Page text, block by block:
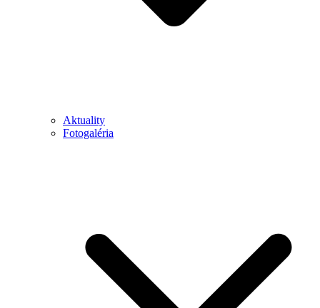
Aktuality
Fotogaléria